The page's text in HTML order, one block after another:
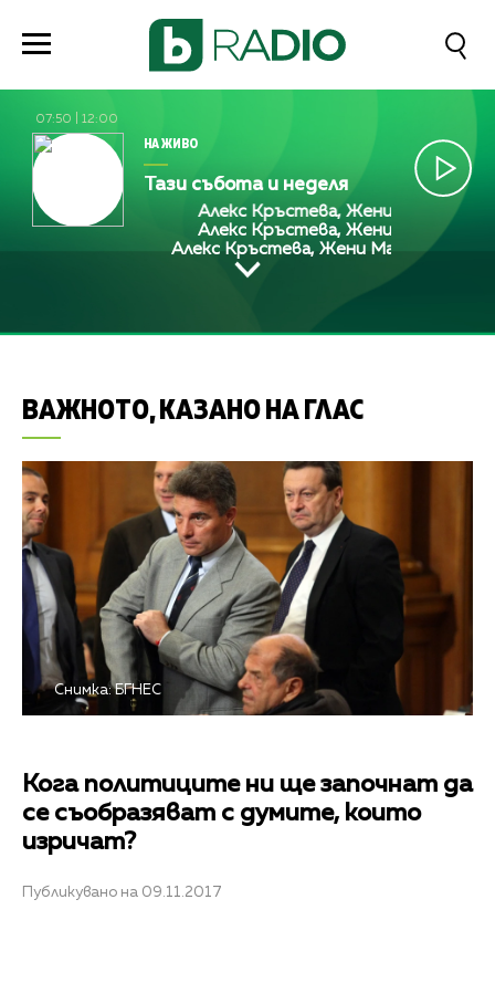
07:50 12:00
НА ЖИВО
Тази събота и неделя
Алекс Кръстева, Жени Марчева и
Алекс Кръстева, Жени Марчева и
Алекс Кръстева, Жени Марчева и
ВАЖНОТО, КАЗАНО НА ГЛАС
Снимка: БГНЕС
Кога политиците ни ще започнат да
се съобразяват с думите, които
изричат?
Публикувано на 09.11.2017